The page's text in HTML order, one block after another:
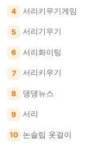
4 서리키우기게임
5 서리기우기
6 서리화이팅
7 서리키우기
8 댕댕뉴스
9 서리
10 논슬립 옷걸이